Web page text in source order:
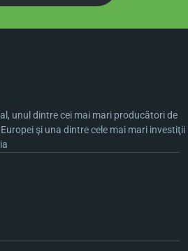
unul dintre cei mai mari producători de
şi una dintre cele mai mari investiţii